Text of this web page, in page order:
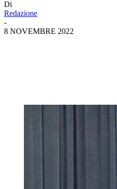
Di
Redazione
-
8 NOVEMBRE 2022